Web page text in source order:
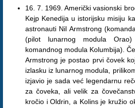
16. 7. 1969. Američki vasionski
Kejp Kenedija u istorijsku misiju
astronauti Nil Armstrong
(pilot lunarnog modula
komandnog modula Kolumbija).
Armstrong je postao prvi čovek
izlasku iz lunarnog modula,
izjavio je sada već legendarnu
za čoveka, ali velik za
kročio i Oldrin, a Kolins je kružio